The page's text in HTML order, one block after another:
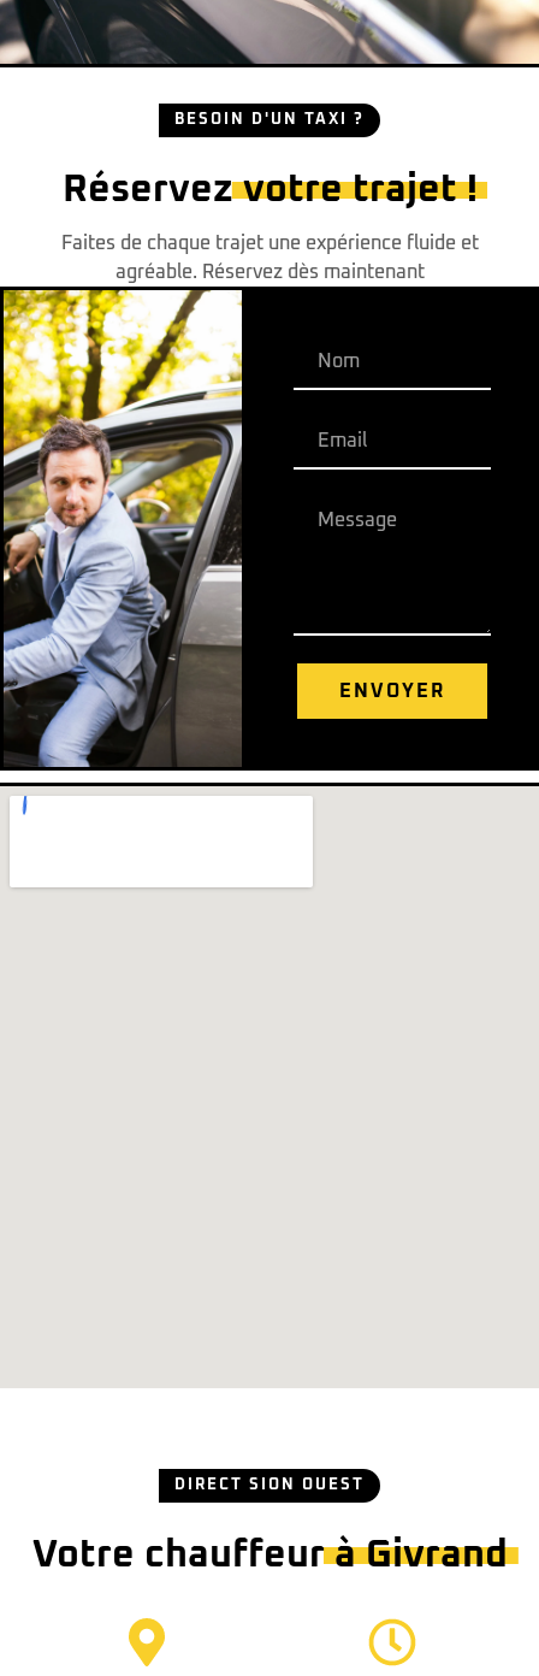
BESOIN D'UN TAXI ?
Réservez votre trajet !
Faites de chaque trajet une expérience fluide et
agréable. Réservez dès maintenant
ENVOYER
DIRECT SION OUEST
Votre chauffeur à Givrand